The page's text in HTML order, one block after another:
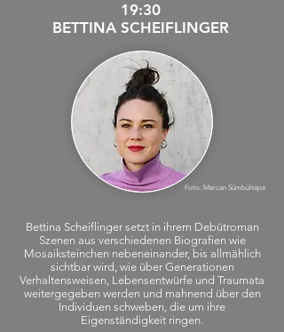
19:30
BETTINA SCHEIFLINGER
Foto: Mercan Sümbültepe
Bettina Scheiflinger setzt in ihrem Debütroman
Szenen aus verschiedenen Biografien wie
Mosaiksteinchen nebeneinander, bis allmählich
sichtbar wird, wie über Generationen
Verhaltensweisen, Lebensentwürfe und Traumata
weitergegeben werden und mahnend über den
Individuen schweben, die um ihre
Eigenständigkeit ringen.